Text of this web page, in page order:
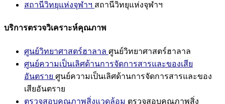
สถานีวิทยุแห่งจุฬาฯ สถานีวิทยุแห่งจุฬาฯ
บริการตรวจวิเคราะห์คุณภาพ
ศูนย์วิทยาศาสตร์ฮาลาล ศูนย์วิทยาศาสตร์ฮาลาล
ศูนย์ความเป็นเลิศด้านการจัดการสารและของเสีย
อันตราย ศูนย์ความเป็นเลิศด้านการจัดการสารและของ
เสียอันตราย
ตรวจสอบคุณภาพสิ่งแวดล้อม ตรวจสอบคุณภาพสิ่ง